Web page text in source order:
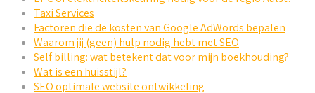
Taxi Services
Factoren die de kosten van Google AdWords bepalen
Waarom jij (geen) hulp nodig hebt met SEO
Self billing: wat betekent dat voor mijn boekhouding?
Wat is een huisstijl?
SEO optimale website ontwikkeling